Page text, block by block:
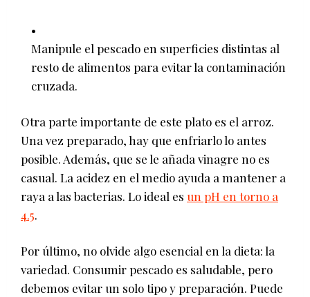
Manipule el pescado en superficies distintas al
resto de alimentos para evitar la contaminación
cruzada.
Otra parte importante de este plato es el arroz.
Una vez preparado, hay que enfriarlo lo antes
posible. Además, que se le añada vinagre no es
casual. La acidez en el medio ayuda a mantener a
raya a las bacterias. Lo ideal es un pH en torno a
4.5.
Por último, no olvide algo esencial en la dieta: la
variedad. Consumir pescado es saludable, pero
debemos evitar un solo tipo y preparación. Puede